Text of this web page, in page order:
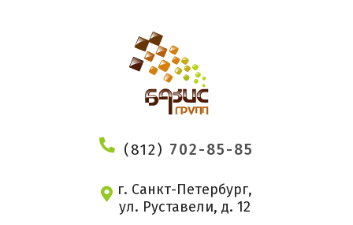
(812) 702-85-85
г. Санкт-Петербург,
ул. Руставели, д. 12